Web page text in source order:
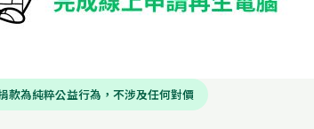
款為純粹公益行為，不涉及任何對價